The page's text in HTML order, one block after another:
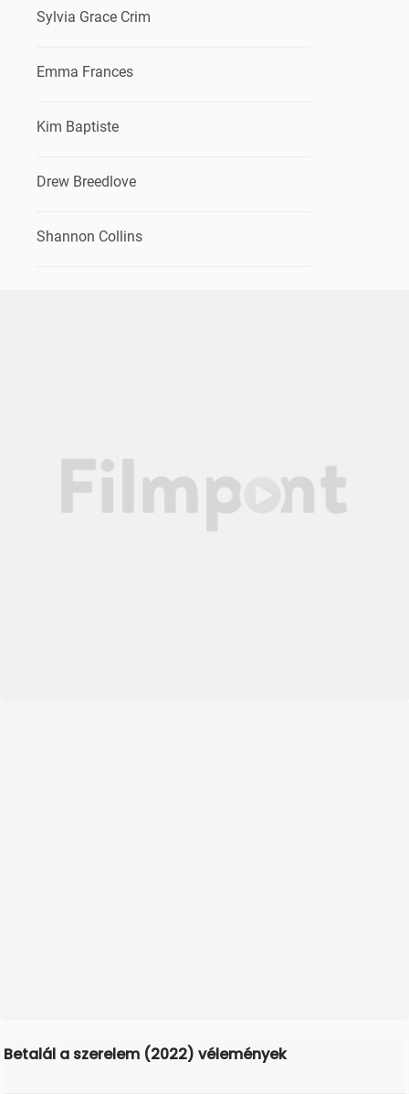
Sylvia Grace Crim
Emma Frances
Kim Baptiste
Drew Breedlove
Shannon Collins
Betalál a szerelem (2022) vélemények